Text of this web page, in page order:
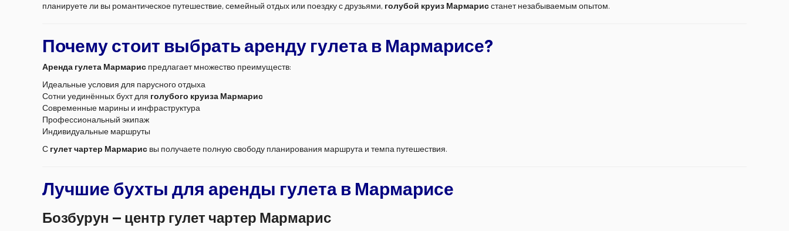
планируете ли вы романтическое путешествие, семейный отдых или поездку с друзьями, голубой круиз Мармарисстанет незабываемым опытом.
Почему стоит выбрать аренду гулета в Мармарисе?
Аренда гулета Мармарис предлагает множество преимуществ:
Идеальные условия для парусного отдыха
Сотни уединённых бухт для голубого круиза Мармарис
Современные марины и инфраструктура
Профессиональный экипаж
Индивидуальные маршруты
С гулет чартер Мармарис вы получаете полную свободу планирования маршрута и темпа путешествия.
Лучшие бухты для аренды гулета в Мармарисе
Бозбурун — центр гулет чартер Мармарис